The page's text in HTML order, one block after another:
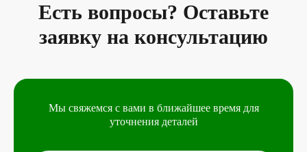
Есть вопросы? Оставьте
заявку на консультацию
Мы свяжемся с вами в ближайшее время для
уточнения деталей